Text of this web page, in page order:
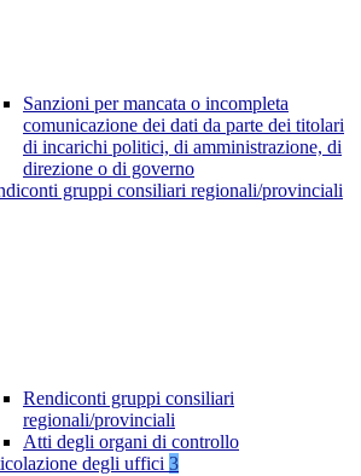
Sanzioni per mancata o incompleta
comunicazione dei dati da parte dei titolari
di incarichi politici, di amministrazione, di
direzione o di governo
gruppi consiliari regionali/provinciali
Rendiconti gruppi consiliari
regionali/provinciali
Atti degli organi di controllo
degli uffici 3